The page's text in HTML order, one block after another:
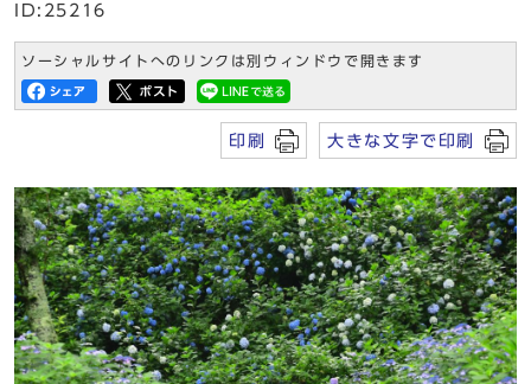
ID:25216
ソーシャルサイトへのリンクは別ウィンドウで開きます
印刷 大きな文字で印刷